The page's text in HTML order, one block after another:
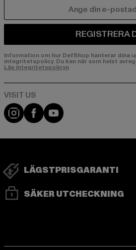
REGISTRERA
Information om hur DefShop hanterar dina
integritetspolicy. Du kan när som helst
Läs integritetspolicyn
Visit our Instagram page:
Visit our Facebook page:
Visit our YouTube
LÄGSTPRISGARANTI
SÄKER UTCHECKNING